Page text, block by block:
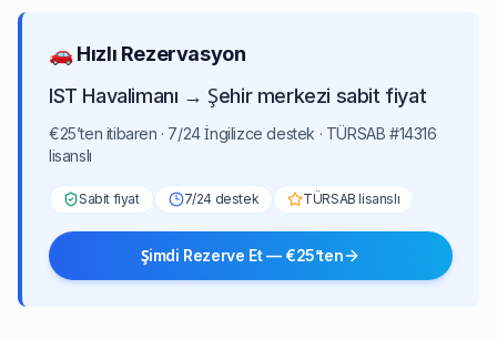
🚗 Hızlı Rezervasyon
IST Havalimanı → Şehir merkezi sabit fiyat
€25’ten itibaren · 7/24 İngilizce destek · TÜRSAB #14316
lisanslı
Sabit fiyat 7/24 destek TÜRSAB lisanslı
Şimdi Rezerve Et — €25’ten